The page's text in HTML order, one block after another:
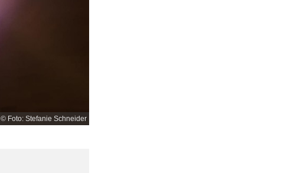
© Foto: Stefanie Schneider